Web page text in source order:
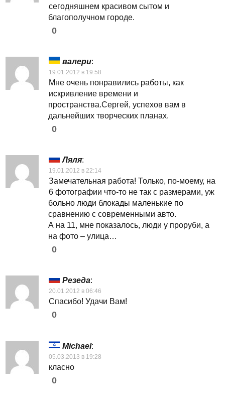
сегодняшнем красивом сытом и
благополучном городе.
0
валери:
19.01.2012 в 19:58
Мне очень понравились работы, как
искривление времени и
пространства.Сергей, успехов вам в
дальнейших творческих планах.
0
Ляля:
19.01.2012 в 22:14
Замечательная работа! Только, по-моему, на
6 фотографии что-то не так с размерами, уж
больно люди блокады маленькие по
сравнению с современными авто.
А на 11, мне показалось, люди у проруби, а
на фото – улица…
0
Резеда:
20.01.2012 в 06:46
Спасибо! Удачи Вам!
0
Michael:
05.03.2013 в 19:28
класно
0